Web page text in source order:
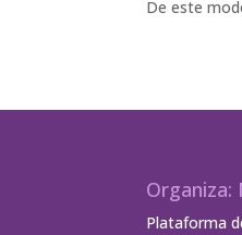
De este
Plataforma